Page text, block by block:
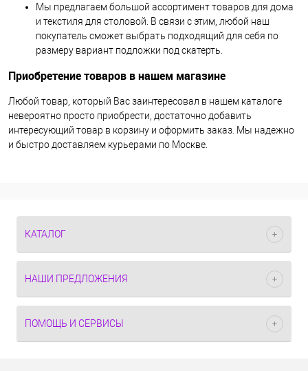
Мы предлагаем большой ассортимент товаров для дома
и текстиля для столовой. В связи с этим, любой наш
покупатель сможет выбрать подходящий для себя по
размеру вариант подложки под скатерть.
Приобретение товаров в нашем магазине
Любой товар, который Вас заинтересовал в нашем каталоге
невероятно просто приобрести, достаточно добавить
интересующий товар в корзину и оформить заказ. Мы надежно
и быстро доставляем курьерами по Москве.
КАТАЛОГ
НАШИ ПРЕДЛОЖЕНИЯ
ПОМОЩЬ И СЕРВИСЫ